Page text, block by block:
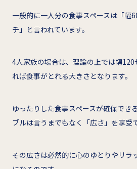
一般的に一人分の食事スペースは「幅
チ」と言われています。
4人家族の場合は、理論の上では幅
れば食事がとれる大きさとなります。
ゆったりした食事スペースが確保でき
ブルは言うまでもなく「広さ」を享受
その広さは必然的に心のゆとりやリラ